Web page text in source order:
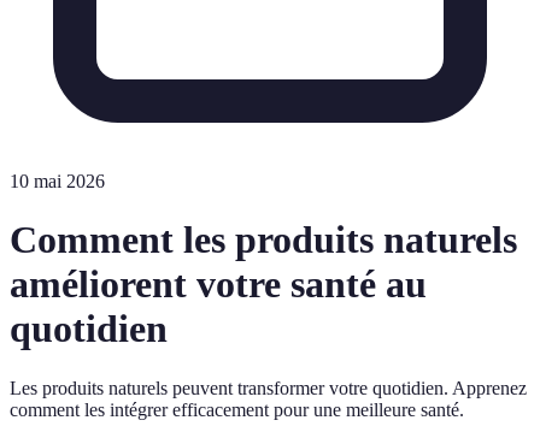
10 mai 2026
Comment les produits naturels
améliorent votre santé au
quotidien
Les produits naturels peuvent transformer votre quotidien. Apprenez
comment les intégrer efficacement pour une meilleure santé.